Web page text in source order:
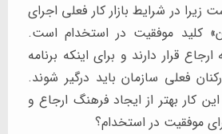
زیرا در شرایط بازار کار فعلی اجرای
کلید موفقیت در استخدام است.
ارجاع قرار دارند و برای اینکه برنامه
فعلی سازمان باید درگیر شوند.
کار بهتر از ایجاد فرهنگ ارجاع و
موفقیت در استخدام؟